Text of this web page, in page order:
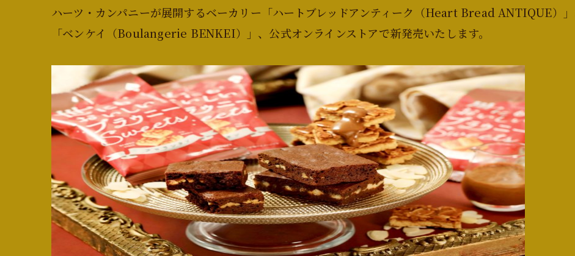
ハーツ・カンパニーが展開するベーカリー「ハートブレッドアンティーク（Heart Bread ANTIQUE）
「ベンケイ（Boulangerie BENKEI）」、公式オンラインストアで新発売いたします。